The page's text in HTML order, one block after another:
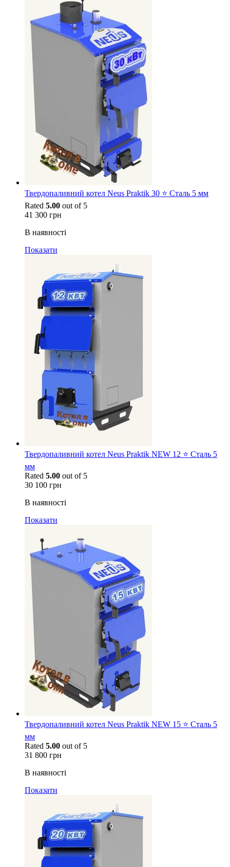
Твердопаливний котел Neus Praktik 30 ⭐ Сталь 5 мм
Rated 5.00 out of 5
41 300 грн
В наявності
Показати
Твердопаливний котел Neus Praktik NEW 12 ⭐ Сталь 5
мм
Rated 5.00 out of 5
30 100 грн
В наявності
Показати
Твердопаливний котел Neus Praktik NEW 15 ⭐ Сталь 5
мм
Rated 5.00 out of 5
31 800 грн
В наявності
Показати